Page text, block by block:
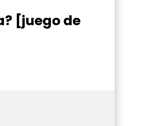
[juego de